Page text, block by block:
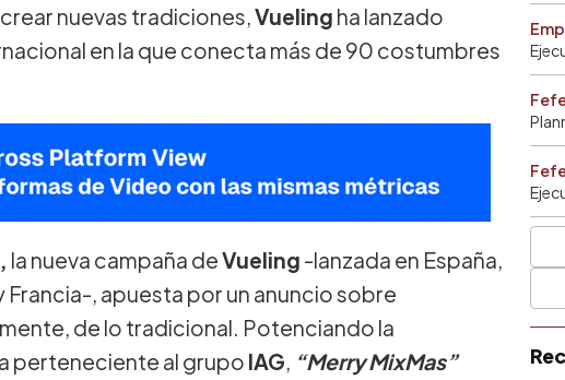
crear nuevas tradiciones, Vueling ha lanzado
en la que conecta más de 90 costumbres
la nueva campaña deVueling -lanzada en España,
Francia-, apuesta por un anuncio sobre
de lo tradicional. Potenciando la
perteneciente al grupo IAG, “Merry MixMas”